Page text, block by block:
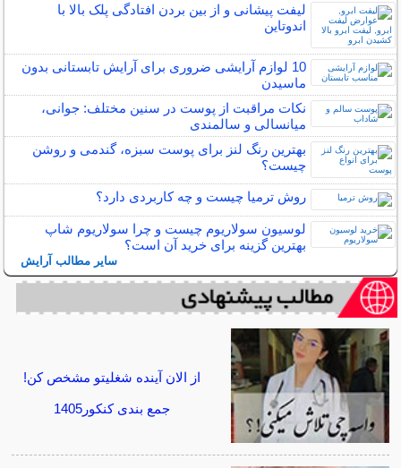
لیفت پیشانی و از بین بردن افتادگی پلک بالا با
اندوتاین
10 لوازم آرایشی ضروری برای آرایش تابستانی بدون
ماسیدن
نکات مراقبت از پوست در سنین مختلف: جوانی،
میانسالی و سالمندی
بهترین رنگ لنز برای پوست سبزه، گندمی و روشن
چیست؟
روش ترمیا چیست و چه کاربردی دارد؟
لوسیون سولاریوم چیست و چرا سولاریوم شاپ
بهترین گزینه برای خرید آن است؟
سایر مطالب آرایش
از الان آینده شغلیتو مشخص کن!
جمع بندی کنکور1405